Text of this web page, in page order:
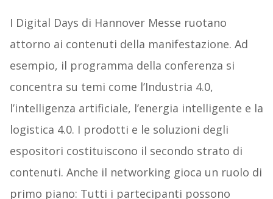
I Digital Days di Hannover Messe ruotano
attorno ai contenuti della manifestazione. Ad
esempio, il programma della conferenza si
concentra su temi come l’Industria 4.0,
l’intelligenza artificiale, l’energia intelligente e la
logistica 4.0. I prodotti e le soluzioni degli
espositori costituiscono il secondo strato di
contenuti. Anche il networking gioca un ruolo di
primo piano: Tutti i partecipanti possono